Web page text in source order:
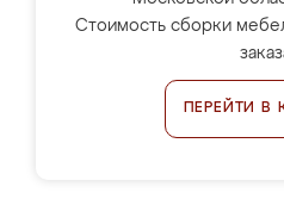
Стоимость сборки
ПЕРЕЙТИ В